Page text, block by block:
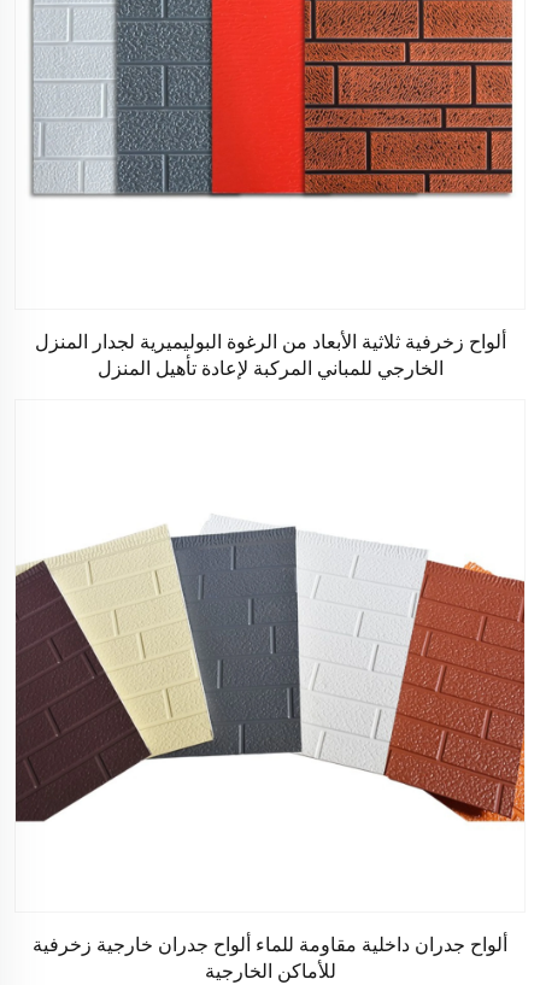
ألواح زخرفية ثلاثية الأبعاد من الرغوة البوليميرية لجدار المنزل
الخارجي للمباني المركبة لإعادة تأهيل المنزل
ألواح جدران داخلية مقاومة للماء ألواح جدران خارجية زخرفية
للأماكن الخارجية